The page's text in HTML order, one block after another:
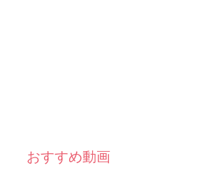
おすすめ動画